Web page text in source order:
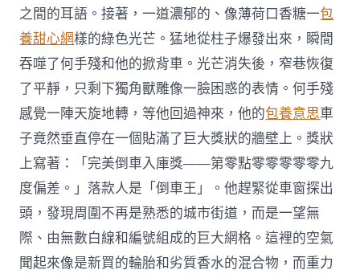
之間的耳語。接著，一道濃郁的、像薄荷口香糖一包
養甜心網樣的綠色光芒。猛地從柱子爆發出來，瞬間
吞噬了何手殘和他的掀背車。光芒消失後，窄巷恢復
了平靜，只剩下獨角獸雕像一臉困惑的表情。何手殘
感覺一陣天旋地轉，等他回過神來，他的包養意思車
子竟然垂直停在一個貼滿了巨大獎狀的牆壁上。獎狀
上寫著：「完美倒車入庫獎——第零點零零零零零九
度偏差。」落款人是「倒車王」。他趕緊從車窗探出
頭，發現周圍不再是熟悉的城市街道，而是一望無
際、由無數白線和編號組成的巨大網格。這裡的空氣
聞起來像是新買的輪胎和劣質香水的混合物，而重力